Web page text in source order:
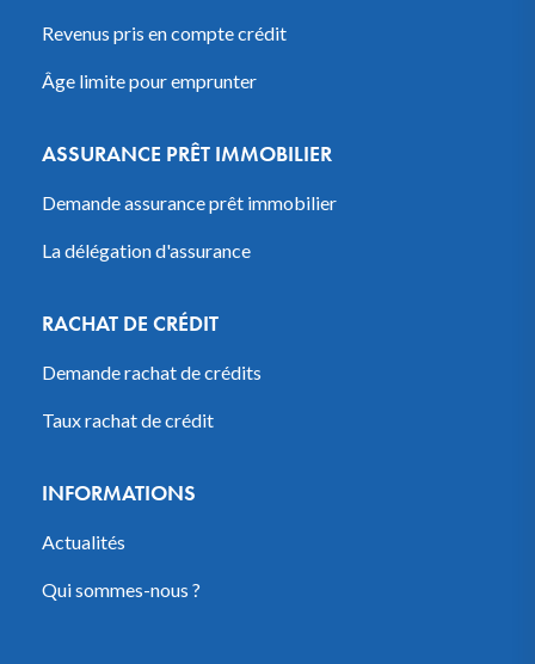
Revenus pris en compte crédit
Âge limite pour emprunter
ASSURANCE PRÊT IMMOBILIER
Demande assurance prêt immobilier
La délégation d'assurance
RACHAT DE CRÉDIT
Demande rachat de crédits
Taux rachat de crédit
INFORMATIONS
Actualités
Qui sommes-nous ?